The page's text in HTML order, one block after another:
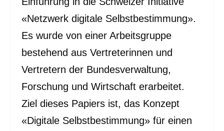
«Netzwerk digitale Selbstbestimmung».
Es wurde von einer Arbeitsgruppe
bestehend aus Vertreterinnen und
Vertretern der Bundesverwaltung,
Forschung und Wirtschaft erarbeitet.
Ziel dieses Papiers ist, das Konzept
«Digitale Selbstbestimmung» für einen